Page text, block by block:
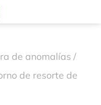
de anomalías /
de resorte de